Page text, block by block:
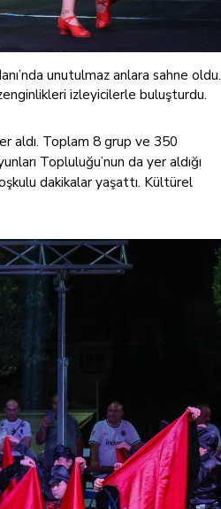
unutulmaz anlara sahne oldu.
izleyicilerle buluşturdu.
aldı. Toplam 8 grup ve 350
Topluluğu’nun da yer aldığı
dakikalar yaşattı. Kültürel